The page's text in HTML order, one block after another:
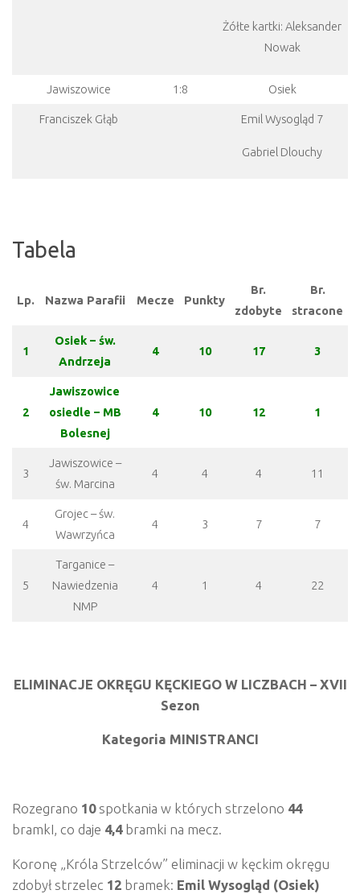
Żółte kartki: Aleksander
Nowak
Jawiszowice 1:8 Osiek
Franciszek Głąb Emil Wysogląd 7
Gabriel Dlouchy
Tabela
Lp. Nazwa Parafii Mecze Punkty
Br.
zdobyte
Br.
stracone
1
Osiek – św.
Andrzeja
4 10 17 3
2
Jawiszowice
osiedle – MB
Bolesnej
4 10 12 1
3
Jawiszowice –
św. Marcina
4 4 4 11
4
Grojec – św.
Wawrzyńca
4 3 7 7
5
Targanice –
Nawiedzenia
NMP
4 1 4 22
ELIMINACJE OKRĘGU KĘCKIEGO W LICZBACH – XVII
Sezon
Kategoria MINISTRANCI
Rozegrano 10spotkania w których strzelono 44
bramkI, co daje 4,4bramki na mecz.
Koronę „Króla Strzelców” eliminacji w kęckim okręgu
zdobył strzelec 12 bramek: Emil Wysogląd (Osiek)